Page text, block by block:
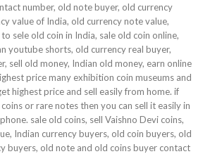
number, old note buyer, old currency
value of India, old currency note value,
sele old coin in India, sale old coin online,
youtube shorts, old currency real buyer,
sell old money, Indian old money, earn online
price many exhibition coin museums and
highest price and sell easily from home. if
or rare notes then you can sell it easily in
sale old coins, sell Vaishno Devi coins,
Indian currency buyers, old coin buyers, old
buyers, old note and old coins buyer contact